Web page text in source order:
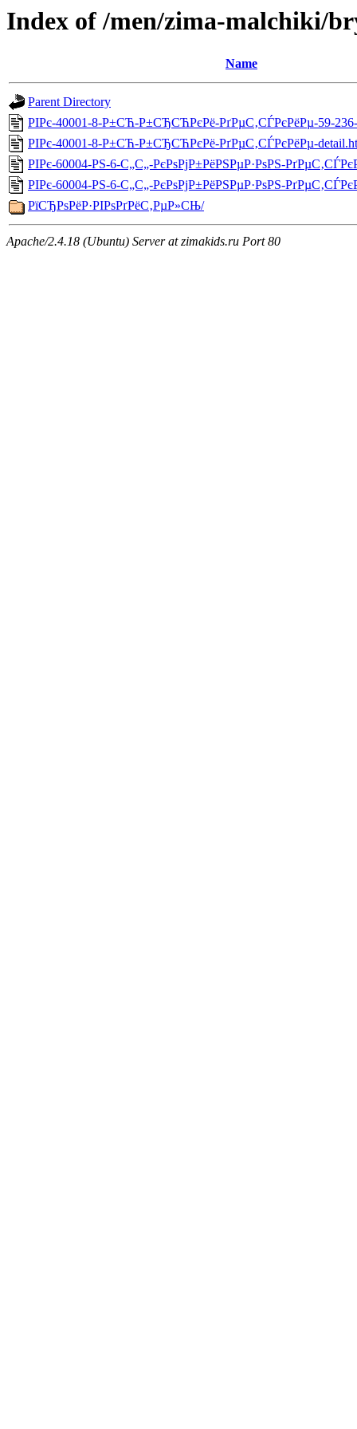
Index of /men/zima-malchiki/
Name
Parent Directory
РІРє-40001-8-Р±СЋ-Р±СЂСЋРєРё-РґРµС‚СЃРєРёРµ-59-
РІРє-40001-8-Р±СЋ-Р±СЂСЋРєРё-РґРµС‚СЃРєРёРµ-
РІРє-60004-РЅ-6-С„С„-РєРѕРјР±РёРЅРµР·РѕРЅ-
РІРє-60004-РЅ-6-С„С„-РєРѕРјР±РёРЅРµР·РѕРЅ-
РїСЂРѕРёР·РІРѕРґРёС‚РµР»СЊ/
Apache/2.4.18 (Ubuntu) Server at zimakids.ru Port 80